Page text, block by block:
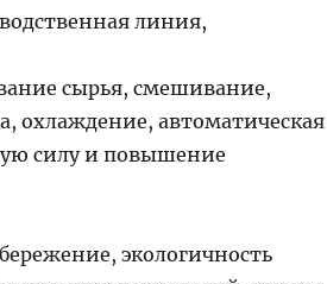
линия,
сырья, смешивание,
охлаждение, автоматическая
силу и повышение
экологичность